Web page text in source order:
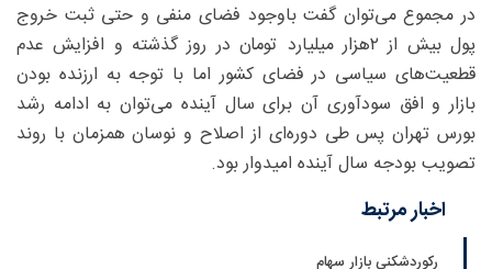
در مجموع می‌توان گفت باوجود فضای منفی و حتی ثبت خروج
پول بیش از ۲هزار میلیارد تومان در روز گذشته و افزایش عدم
قطعیت‌های سیاسی در فضای کشور اما با توجه به ارزنده بودن
بازار و افق سودآوری آن برای سال آینده می‌توان به ادامه رشد
بورس تهران پس طی دوره‌ای از اصلاح و نوسان همزمان با روند
تصویب بودجه سال آینده امیدوار بود.
اخبار مرتبط
رکوردشکنی بازار سهام